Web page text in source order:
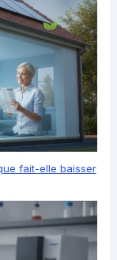
fait-elle baisser